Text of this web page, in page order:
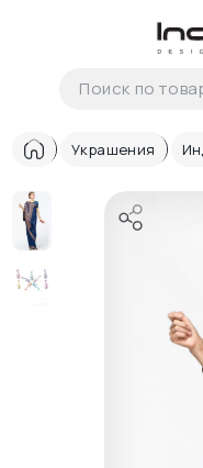
Корзина
В корзине
Украшения